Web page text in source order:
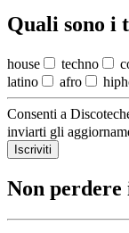
Quali sono i
house techno
latino
afro
Consenti a
inviarti gli
Iscriviti
Non